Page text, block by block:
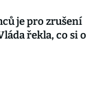
je pro zrušení
řekla, co si o